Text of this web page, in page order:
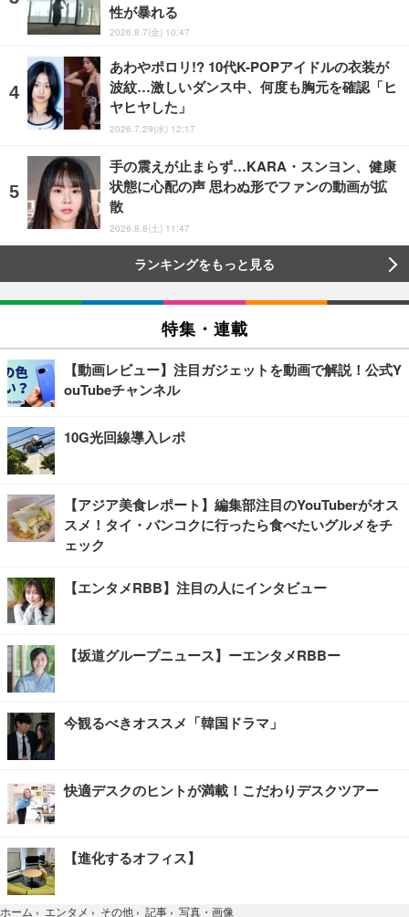
性が暴れる
2026.8.7(金) 10:47
あわやポロリ!? 10代K-POPアイドルの衣装が
波紋…激しいダンス中、何度も胸元を確認「ヒ
ヤヒヤした」
2026.7.29(水) 12:17
手の震えが止まらず…KARA・スンヨン、健康
状態に心配の声 思わぬ形でファンの動画が拡
散
2026.8.8(土) 11:47
ランキングをもっと見る
特集・連載
【動画レビュー】注目ガジェットを動画で解説！公式Y
ouTubeチャンネル
10G光回線導入レポ
【アジア美食レポート】編集部注目のYouTuberがオス
スメ！タイ・バンコクに行ったら食べたいグルメをチ
ェック
【エンタメRBB】注目の人にインタビュー
【坂道グループニュース】ーエンタメRBBー
今観るべきオススメ「韓国ドラマ」
快適デスクのヒントが満載！こだわりデスクツアー
【進化するオフィス】
ホーム › エンタメ › その他 › 記事 › 写真・画像